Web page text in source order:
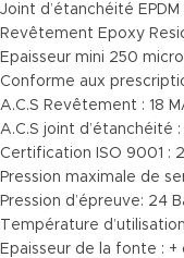
Joint d’étanchéité EPDM
Revêtement Epoxy
Epaisseur mini 250
Conforme aux
A.C.S Revêtement : 18
A.C.S joint d’étanchéité :
Certification ISO 9001 :
Pression maximale de
Pression d’épreuve: 24
Température
Epaisseur de la fonte : +